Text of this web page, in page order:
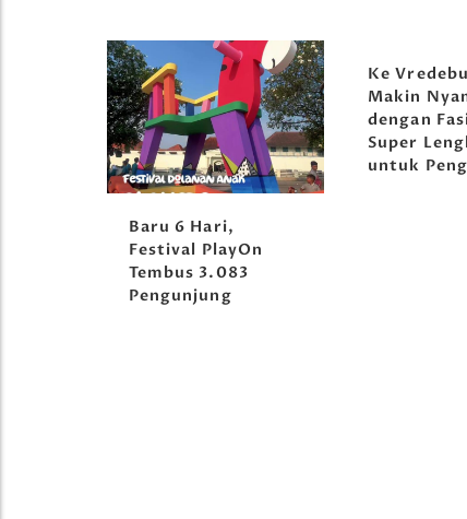
Baru 6 Hari,
Festival PlayOn
Tembus 3.083
Pengunjung
Ke
Makin
dengan
Super
untuk